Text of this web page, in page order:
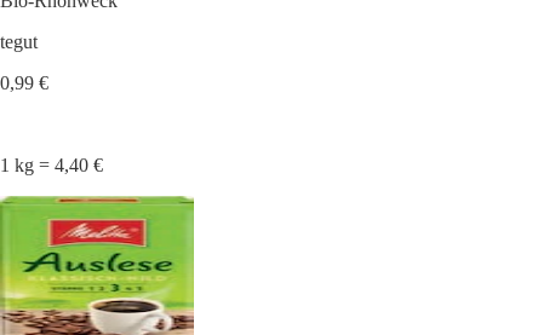
tegut
0,99 €
1 kg = 4,40 €